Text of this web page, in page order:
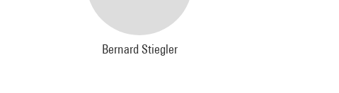
Bernard Stiegler